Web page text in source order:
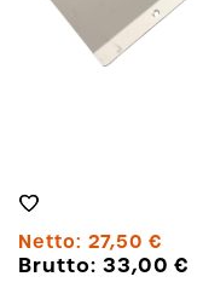
Netto: 27,50 €
Brutto: 33,00€